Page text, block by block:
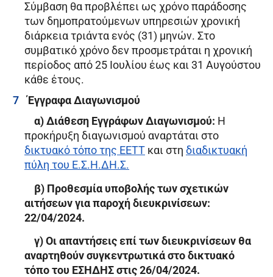
Σύμβαση θα προβλέπει ως χρόνο παράδοσης
των δημοπρατούμενων υπηρεσιών χρονική
διάρκεια τριάντα ενός (31) μηνών. Στο
συμβατικό χρόνο δεν προσμετράται η χρονική
περίοδος από 25 Ιουλίου έως και 31 Αυγούστου
κάθε έτους.
Έγγραφα Διαγωνισμού
α) Διάθεση Εγγράφων Διαγωνισμού: Η
προκήρυξη διαγωνισμού αναρτάται στο
δικτυακό τόπο της ΕΕΤΤ και στη διαδικτυακή
πύλη του Ε.Σ.Η.ΔΗ.Σ.
β) Προθεσμία υποβολής των σχετικών
αιτήσεων για παροχή διευκρινίσεων:
22/04/2024.
γ) Οι απαντήσεις επί των διευκρινίσεων θα
αναρτηθούν συγκεντρωτικά στο δικτυακό
τόπο του ΕΣΗΔΗΣ στις 26/04/2024.